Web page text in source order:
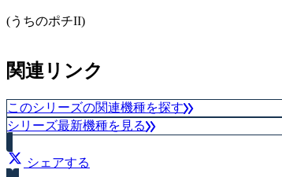
(うちのポチII)
スペック
賞球数（5＆10）
関連リンク
このシリーズの関連機種を探す
シリーズ最新機種を見る
シェアする